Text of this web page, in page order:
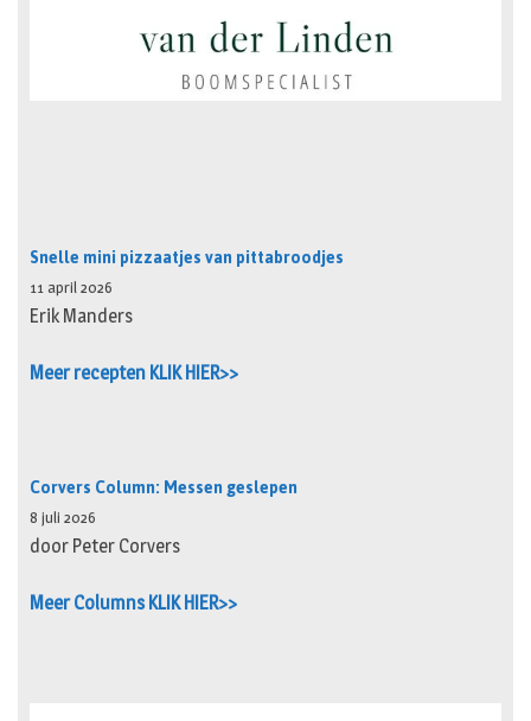
Snelle mini pizzaatjes van pittabroodjes
11 april 2026
Erik Manders
Meer recepten KLIK HIER>>
Corvers Column: Messen geslepen
8 juli 2026
door Peter Corvers
Meer Columns KLIK HIER>>